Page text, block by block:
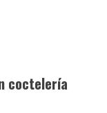
coctelería